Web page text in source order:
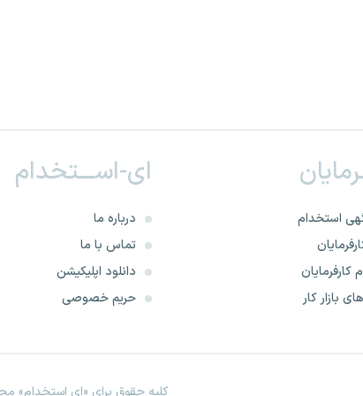
استخدام
کارفرمایان
بازار کار
ای-اســـتخدام
درباره ما
تماس با ما
دانلود اپلیکیشن
حریم خصوصی
کلیه حقوق برای «ای استخدام»